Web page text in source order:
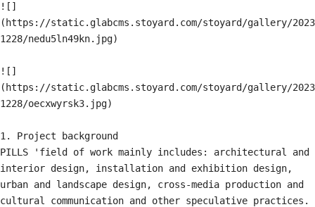
![]
(https://static.glabcms.stoyard.com/stoyard/gallery/2023
1228/nedu5ln49kn.jpg)
![]
(https://static.glabcms.stoyard.com/stoyard/gallery/2023
1228/oecxwyrsk3.jpg)
1. Project background
​PILLS 'field of work mainly includes: architectural and
interior design, installation and exhibition design,
urban and landscape design, cross-media production and
cultural communication and other speculative practices.